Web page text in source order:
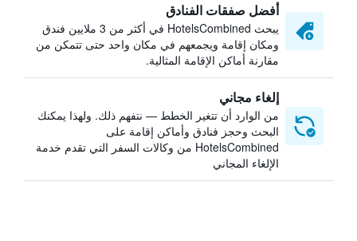
أفضل صفقات الفنادق
يبحث HotelsCombined في أكثر من 3 ملايين فندق
ومكان إقامة ويجمعهم في مكان واحد حتى تتمكن من
مقارنة أماكن الإقامة المثالية.
إلغاء مجاني
من الوارد أن تتغير الخطط — نتفهم ذلك. ولهذا يمكنك
البحث وحجز فنادق وأماكن إقامة على
HotelsCombined من وكالات السفر التي تقدم خدمة
الإلغاء المجاني